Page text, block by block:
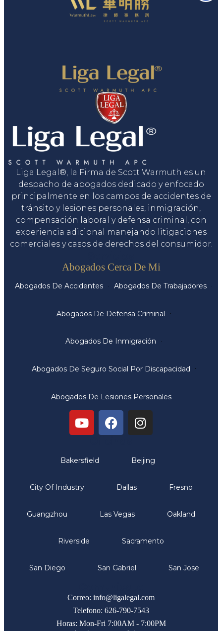
Liga Legal®, la Firma de Scott Warmuth es un
despacho de abogados dedicado y enfocado
principalmente en los campos de accidentes de
tránsito y lesiones personales, inmigración,
compensación laboral y defensa criminal, con
experiencia adicional manejando litigaciones
comerciales y casos de derechos del consumidor.
Abogados Cerca De Mi
Abogados De Accidentes Abogados De Trabajadores
Abogados De Defensa Criminal
Abogados De Inmigración
Abogados De Seguro Social Por Discapacidad
Abogados De Lesiones Personales
Bakersfield Beijing
City Of Industry Dallas Fresno
Guangzhou Las Vegas Oakland
Riverside Sacramento
San Diego San Gabriel San Jose
Correo: info@ligalegal.com
Telefono: 626-790-7543
Horas: Mon-Fri 7:00AM - 7:00PM